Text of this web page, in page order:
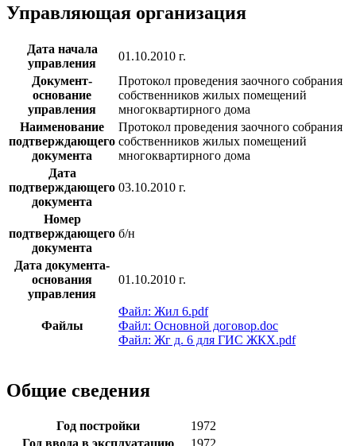
Управляющая организация
Дата начала
управления
01.10.2010 г.
Документ-
основание
управления
Протокол проведения заочного собрания
собственников жилых помещений
многоквартирного дома
Наименование
подтверждающего
документа
Протокол проведения заочного собрания
собственников жилых помещений
многоквартирного дома
Дата
подтверждающего
документа
03.10.2010 г.
Номер
подтверждающего
документа
б/н
Дата документа-
основания
управления
01.10.2010 г.
Файлы
Файл: Жил 6.pdf
Файл: Основной договор.doc
Файл: Жг д. 6 для ГИС ЖКХ.pdf
Общие сведения
Год постройки
1972